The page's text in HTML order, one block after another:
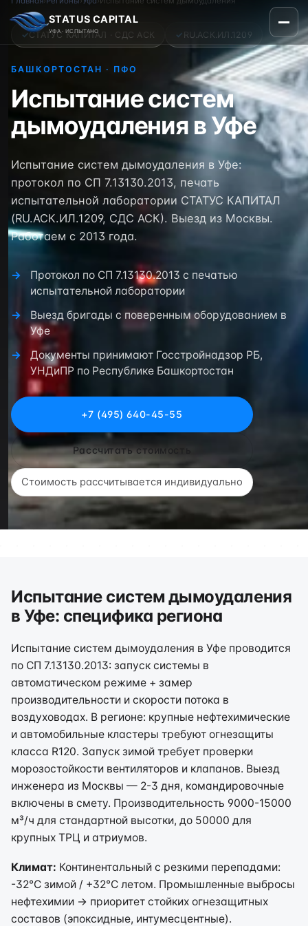
STATUS CAPITAL
УФА · ИСПЫТАНО
✓СТАТУС КАПИТАЛ · СДС АСК ✓ RU.АСК.ИЛ.1209
БАШКОРТОСТАН · ПФО
Испытание систем
дымоудаления в Уфе
Испытание систем дымоудаления в Уфе:
протокол по СП 7.13130.2013, печать
испытательной лаборатории СТАТУС КАПИТАЛ
(RU.АСК.ИЛ.1209, СДС АСК). Выезд из Москвы.
Работаем с 2013 года.
Протокол по СП 7.13130.2013 с печатью
испытательной лаборатории
Выезд бригады с поверенным оборудованием в
Уфе
Документы принимают Госстройнадзор РБ,
УНДиПР по Республике Башкортостан
+7 (495) 640-45-55
Рассчитать стоимость
Стоимость рассчитывается индивидуально
Испытание систем дымоудаления
в Уфе: специфика региона
Испытание систем дымоудаления в Уфе проводится
по СП 7.13130.2013: запуск системы в
автоматическом режиме + замер
производительности и скорости потока в
воздуховодах. В регионе: крупные нефтехимические
и автомобильные кластеры требуют огнезащиты
класса R120. Запуск зимой требует проверки
морозостойкости вентиляторов и клапанов. Выезд
инженера из Москвы — 2-3 дня, командировочные
включены в смету. Производительность 9000-15000
м³/ч для стандартной высотки, до 50000 для
крупных ТРЦ и атриумов.
Климат: Континентальный с резкими перепадами:
-32°C зимой / +32°C летом. Промышленные выбросы
нефтехимии → приоритет стойких огнезащитных
составов (эпоксидные, интумесцентные).